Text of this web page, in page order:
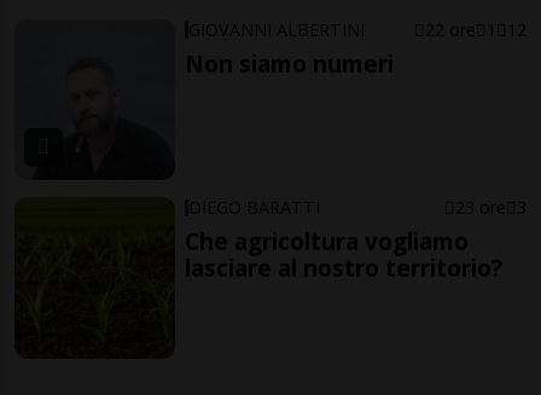
GIOVANNI ALBERTINI 22 ore 1 12
Non siamo numeri
DIEGO BARATTI 23 ore 3
Che agricoltura vogliamo
lasciare al nostro territorio?